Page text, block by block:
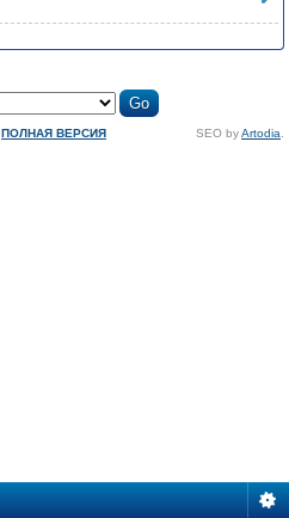
SEO byArtodia
ПОЛНАЯ ВЕРСИЯ